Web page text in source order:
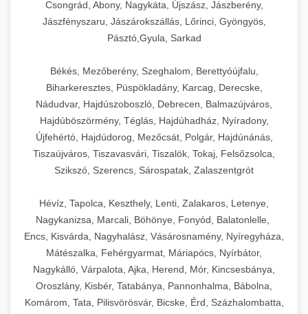
Csongrád, Abony, Nagykáta, Újszász, Jászberény,
Jászfényszaru, Jászárokszállás, Lőrinci, Gyöngyös,
Pásztó,Gyula, Sarkad
Békés, Mezőberény, Szeghalom, Berettyóújfalu,
Biharkeresztes, Püspökladány, Karcag, Derecske,
Nádudvar, Hajdúszoboszló, Debrecen, Balmazújváros,
Hajdúböszörmény, Téglás, Hajdúhadház, Nyíradony,
Újfehértó, Hajdúdorog, Mezőcsát, Polgár, Hajdúnánás,
Tiszaújváros, Tiszavasvári, Tiszalök, Tokaj, Felsőzsolca,
Szikszó, Szerencs, Sárospatak, Zalaszentgrót
Hévíz, Tapolca, Keszthely, Lenti, Zalakaros, Letenye,
Nagykanizsa, Marcali, Böhönye, Fonyód, Balatonlelle,
Encs, Kisvárda, Nagyhalász, Vásárosnamény, Nyíregyháza,
Mátészalka, Fehérgyarmat, Máriapócs, Nyírbátor,
Nagykálló, Várpalota, Ajka, Herend, Mór, Kincsesbánya,
Oroszlány, Kisbér, Tatabánya, Pannonhalma, Bábolna,
Komárom, Tata, Pilisvörösvár, Bicske, Érd, Százhalombatta,